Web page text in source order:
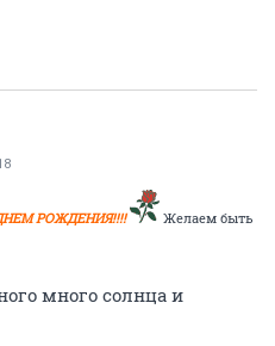
РОЖДЕНИЯ!!!!
Желаем быть
много солнца и